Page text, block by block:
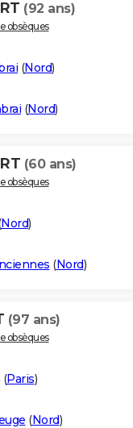
(92 ans)
obsèques
(Nord)
(Nord)
(60 ans)
obsèques
Nord)
(Nord)
(97 ans)
obsèques
(Paris)
(Nord)